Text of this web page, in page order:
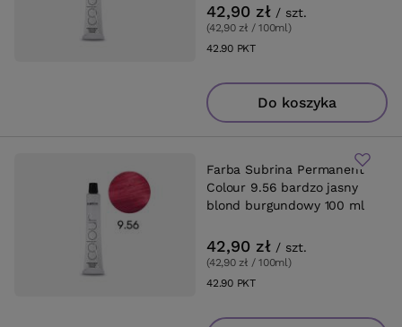
42,90 zł / szt.
(42,90 zł / 100ml)
42.90PKTpunktów
Do koszyka
Farba Subrina Permanent
Colour 9.56 bardzo jasny
blond burgundowy 100 ml
42,90 zł / szt.
(42,90 zł / 100ml)
42.90PKTpunktów